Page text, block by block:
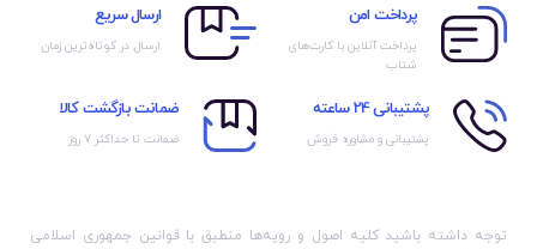
پرداخت امن
پرداخت آنلاین با کارت‌های
شتاب
ارسال سریع
ارسال در کوتاه‌ترین زمان
پشتیبانی 24 ساعته
پشتیبانی و مشاوره فروش
ضمانت بازگشت کالا
ضمانت تا حداکثر ۷ روز
توجه داشته باشید کلیه اصول و رویه‏‌ها منطبق با قوانین جمهوری اسلامی